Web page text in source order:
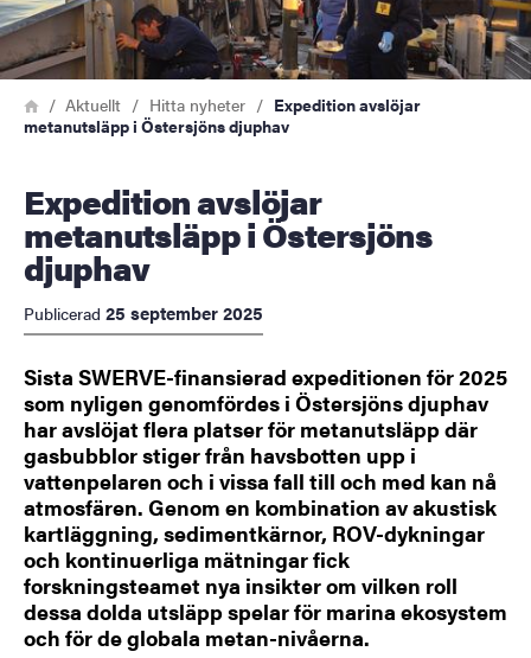
Länkstig
HemAktuellt Hitta nyheter
Expedition avslöjar
metanutsläpp i Östersjöns djuphav
Expedition avslöjar
metanutsläpp i Östersjöns
djuphav
Publicerad 25 september 2025
Sista SWERVE-finansierad expeditionen för 2025
som nyligen genomfördes i Östersjöns djuphav
har avslöjat flera platser för metanutsläpp där
gasbubblor stiger från havsbotten upp i
vattenpelaren och i vissa fall till och med kan nå
atmosfären. Genom en kombination av akustisk
kartläggning, sedimentkärnor, ROV-dykningar
och kontinuerliga mätningar fick
forskningsteamet nya insikter om vilken roll
dessa dolda utsläpp spelar för marina ekosystem
och för de globala metan-nivåerna.